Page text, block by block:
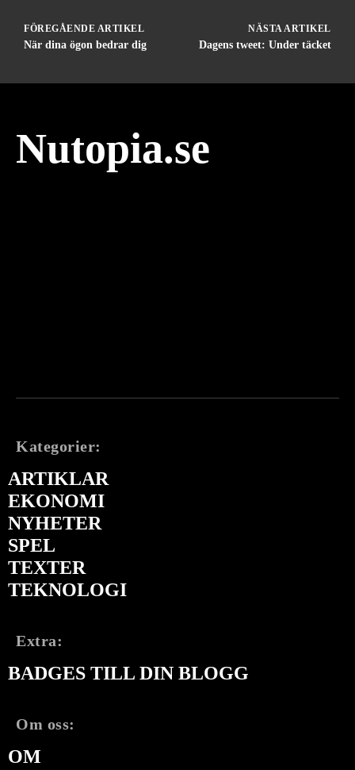
FÖREGÅENDE ARTIKEL
När dina ögon bedrar dig
NÄSTA ARTIKEL
Dagens tweet: Under täcket
Nutopia.se
Kategorier:
ARTIKLAR
EKONOMI
NYHETER
SPEL
TEXTER
TEKNOLOGI
Extra:
BADGES TILL DIN BLOGG
Om oss:
OM